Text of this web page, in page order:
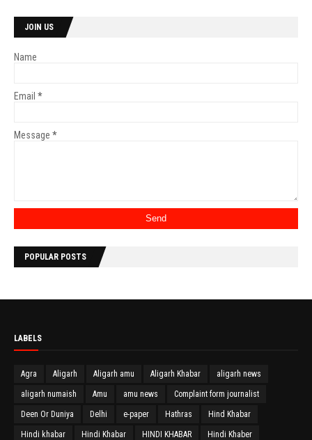
JOIN US
Name
Email *
Message *
POPULAR POSTS
LABELS
Agra Aligarh Aligarh amu Aligarh Khabar aligarh news
aligarh numaish Amu amu news Complaint form journalist
Deen Or Duniya Delhi e-paper Hathras Hind Khabar
Hindi khabar Hindi Khabar HINDI KHABAR Hindi Khaber